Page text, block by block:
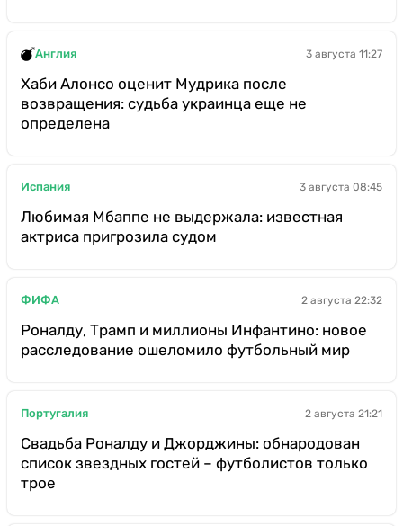
Англия 3 августа 11:27
Хаби Алонсо оценит Мудрика после
возвращения: судьба украинца еще не
определена
Испания 3 августа 08:45
Любимая Мбаппе не выдержала: известная
актриса пригрозила судом
ФИФА 2 августа 22:32
Роналду, Трамп и миллионы Инфантино: новое
расследование ошеломило футбольный мир
Португалия 2 августа 21:21
Свадьба Роналду и Джорджины: обнародован
список звездных гостей – футболистов только
трое